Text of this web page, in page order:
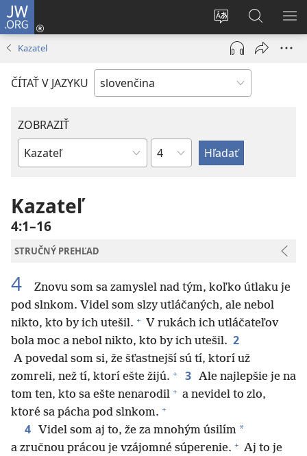
JW.ORG
Zmeniť
jazyk
stránky
Prihlásiť
sa
(otvorí
okno)
na
JW.ORG
Kazateľ
ČÍTAŤ V JAZYKU
ZOBRAZIŤ
Biblická
Kapitola
Kazateľ
4:1–16
STRUČNÝ PREHĽAD
4
Znovu som sa zamyslel nad tým, koľko útlaku je
pod slnkom. Videl som slzy utláčaných, ale nebol
nikto, kto by ich utešil. + V rukách ich utláčateľov
bola moc a nebol nikto, kto by ich utešil. 2
A povedal som si, že šťastnejší sú tí, ktorí už
zomreli, než tí, ktorí ešte žijú. + 3 Ale najlepšie je na
tom ten, kto sa ešte nenarodil + a nevidel to zlo,
ktoré sa pácha pod slnkom. +
4 Videl som aj to, že za mnohým úsilím *
a zručnou prácou je vzájomné súperenie. + Aj to je